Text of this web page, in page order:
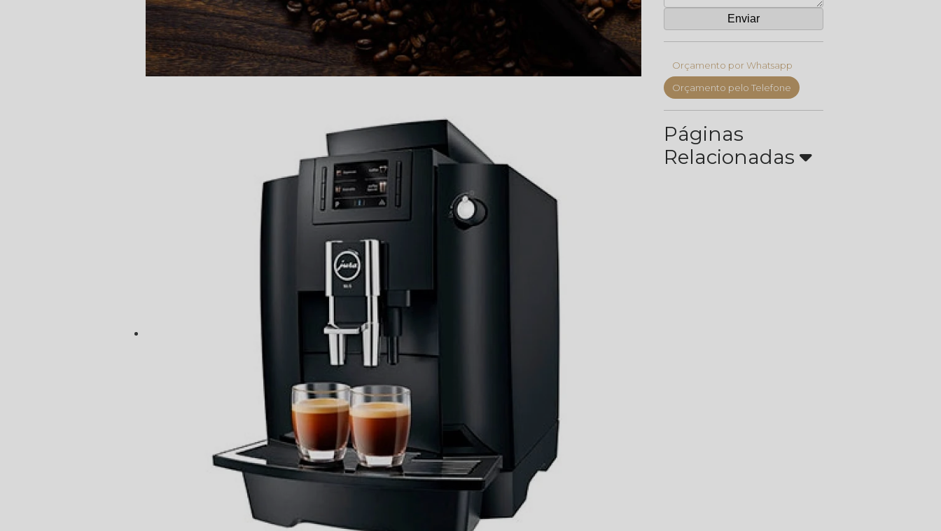
Orçamento por Whatsapp
Orçamento pelo Telefone
Páginas
Relacionadas